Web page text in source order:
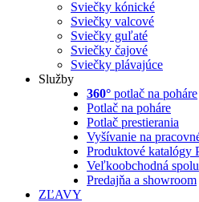
Sviečky kónické
Sviečky valcové
Sviečky guľaté
Sviečky čajové
Sviečky plávajúce
Služby
360° potlač na poháre
Potlač na poháre
Potlač prestierania
Vyšívanie na
Produktové katalógy
Veľkoobchodná
Predajňa a showroom
ZĽAVY